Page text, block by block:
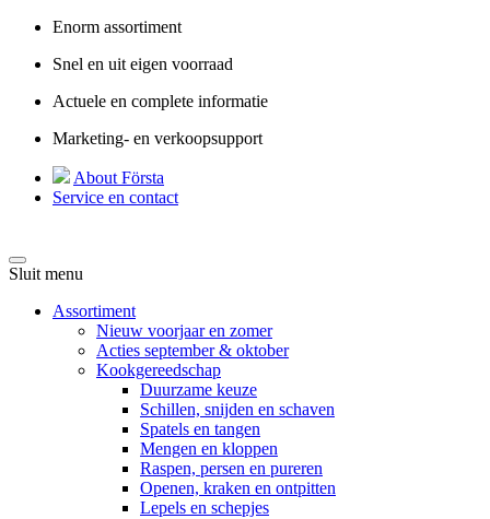
Enorm assortiment
Snel en uit eigen voorraad
Actuele en complete informatie
Marketing- en verkoopsupport
About Första
Service en contact
Sluit menu
Assortiment
Nieuw voorjaar en zomer
Acties september & oktober
Kookgereedschap
Duurzame keuze
Schillen, snijden en schaven
Spatels en tangen
Mengen en kloppen
Raspen, persen en pureren
Openen, kraken en ontpitten
Lepels en schepjes